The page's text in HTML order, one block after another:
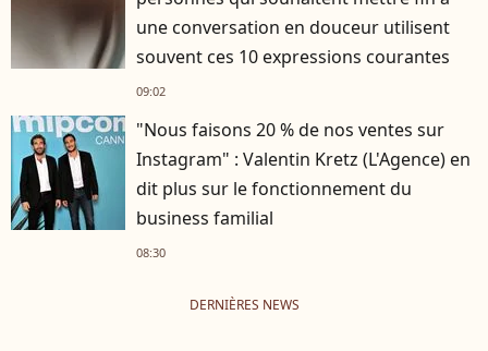
une conversation en douceur utilisent
souvent ces 10 expressions courantes
09:02
"Nous faisons 20 % de nos ventes sur
Instagram" : Valentin Kretz (L'Agence) en
dit plus sur le fonctionnement du
business familial
08:30
DERNIÈRES NEWS